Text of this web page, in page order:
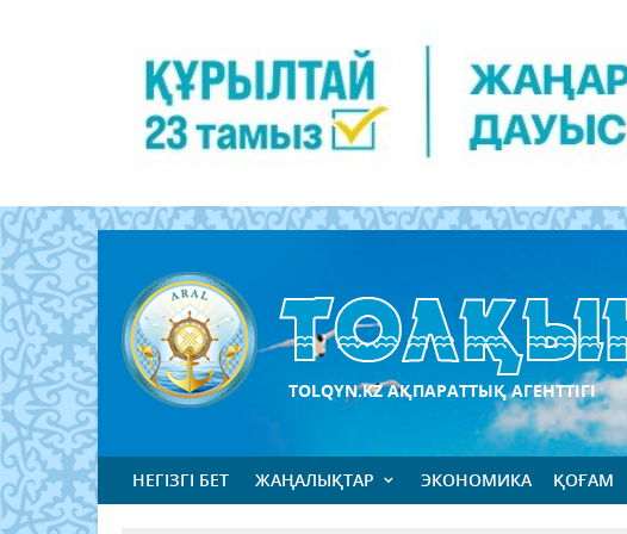
TOLQYN.KZ АҚПАРАТТЫҚ АГЕНТТІГІ
НЕГІЗГІ БЕТ ЖАҢАЛЫҚТАР ЭКОНОМИКА ҚОҒАМ